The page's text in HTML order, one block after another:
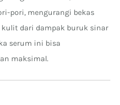
pori, mengurangi bekas
dari dampak buruk sinar
serum ini bisa
maksimal.